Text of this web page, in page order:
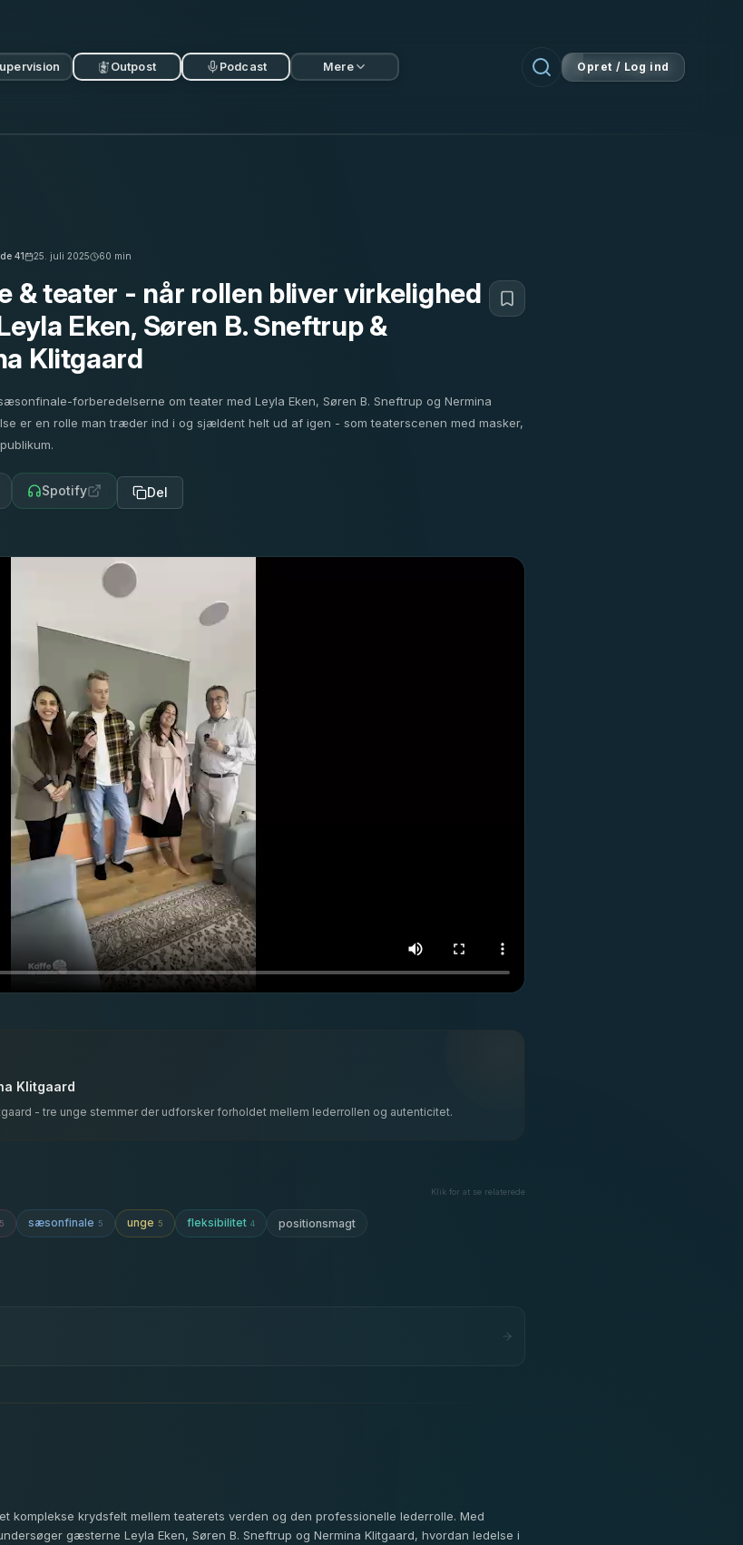
Outpost Podcast Mere Opret / Log ind
41 25. juli 2025 60 min
& teater - når rollen bliver virkelighed
Eken, Søren B. Sneftrup &
Klitgaard
forberedelserne om teater med Leyla Eken, Søren B. Sneftrup og Nermina
er en rolle man træder ind i og sjældent helt ud af igen - som teaterscenen med masker,
Spotify Del
Klitgaard
- tre unge stemmer der udforsker forholdet mellem lederrollen og autenticitet.
Klik for at se relaterede
5 sæsonfinale 5 unge 5 fleksibilitet 4 positionsmagt
komplekse krydsfelt mellem teaterets verden og den professionelle lederrolle. Med
gæsterne Leyla Eken, Søren B. Sneftrup og Nermina Klitgaard, hvordan ledelse i